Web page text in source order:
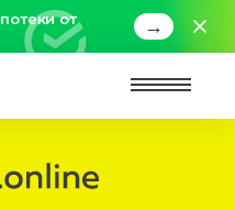
от
→